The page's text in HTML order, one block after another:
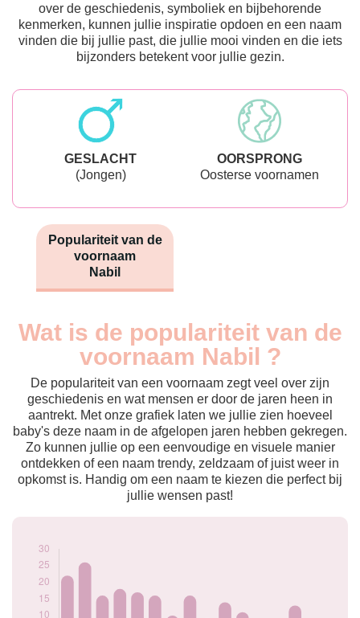
over de geschiedenis, symboliek en bijbehorende
kenmerken, kunnen jullie inspiratie opdoen en een naam
vinden die bij jullie past, die jullie mooi vinden en die iets
bijzonders betekent voor jullie gezin.
GESLACHT
(Jongen)
OORSPRONG
Oosterse voornamen
Populariteit van de
voornaam
Nabil
Wat is de populariteit van de
voornaam Nabil ?
De populariteit van een voornaam zegt veel over zijn
geschiedenis en wat mensen er door de jaren heen in
aantrekt. Met onze grafiek laten we jullie zien hoeveel
baby's deze naam in de afgelopen jaren hebben gekregen.
Zo kunnen jullie op een eenvoudige en visuele manier
ontdekken of een naam trendy, zeldzaam of juist weer in
opkomst is. Handig om een naam te kiezen die perfect bij
jullie wensen past!
Année
Nouveaux-
nés
2010
22
2011
26
2012
16
2013
18
2014
17
2015
16
2016
10
2021
2022
2023